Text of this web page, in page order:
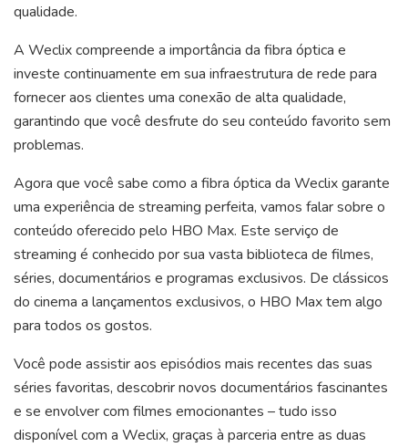
qualidade.
A Weclix compreende a importância da fibra óptica e
investe continuamente em sua infraestrutura de rede para
fornecer aos clientes uma conexão de alta qualidade,
garantindo que você desfrute do seu conteúdo favorito sem
problemas.
Agora que você sabe como a fibra óptica da Weclix garante
uma experiência de streaming perfeita, vamos falar sobre o
conteúdo oferecido pelo HBO Max. Este serviço de
streaming é conhecido por sua vasta biblioteca de filmes,
séries, documentários e programas exclusivos. De clássicos
do cinema a lançamentos exclusivos, o HBO Max tem algo
para todos os gostos.
Você pode assistir aos episódios mais recentes das suas
séries favoritas, descobrir novos documentários fascinantes
e se envolver com filmes emocionantes – tudo isso
disponível com a Weclix, graças à parceria entre as duas